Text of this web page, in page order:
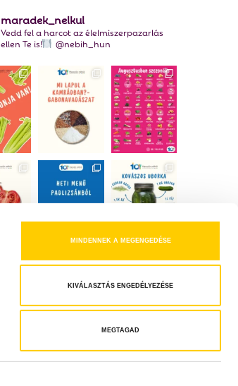
MINDENNEK A MEGENGEDÉSE
KIVÁLASZTÁS ENGEDÉLYEZÉSE
MEGTAGAD
maradek_nelkul
Vedd fel a harcot az élelmiszerpazarlás
ellen Te is!
@nebih_hun